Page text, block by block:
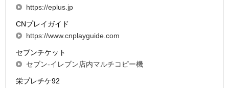
https://eplus.jp
CNプレイガイド
https://www.cnplayguide.com
セブンチケット
セブン-イレブン店内マルチコピー機
栄プレチケ92